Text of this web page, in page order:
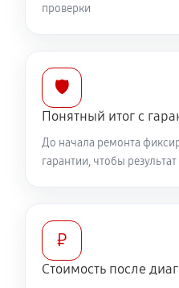
проверки
🛡️
Понятный итог с
До начала ремонта
гарантии, чтобы
₽
Стоимость после